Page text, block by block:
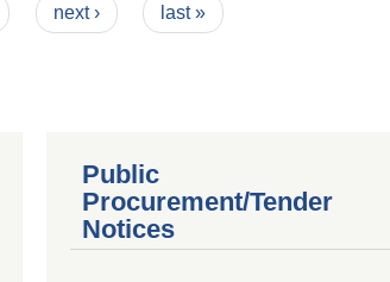
next › last »
Public
Procurement/Tender
Notices